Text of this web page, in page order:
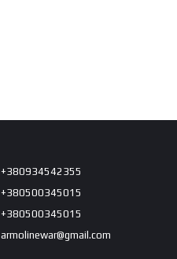
+380934542355
+380500345015
+380500345015
armolinewar@gmail.com